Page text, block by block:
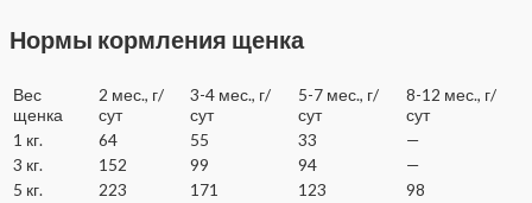
Нормы кормления щенка
Вес
щенка
2 мес., г/
сут
3-4 мес., г/
сут
5-7 мес., г/
сут
8-12 мес., г/
сут
1 кг.
64 55 33
—
3 кг.
152 99 94
—
5 кг.
223 171 123
98